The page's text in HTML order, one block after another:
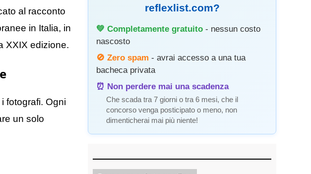
al racconto
in Italia, in
XXIX edizione.
fotografi. Ogni
un solo
reflexlist.com?
💚 Completamente gratuito - nessun costo
nascosto
🚫 Zero spam - avrai accesso a una tua
bacheca privata
⏰ Non perdere mai una scadenza
Che scada tra 7 giorni o tra 6 mesi, che il
concorso venga posticipato o meno, non
dimenticherai mai più niente!